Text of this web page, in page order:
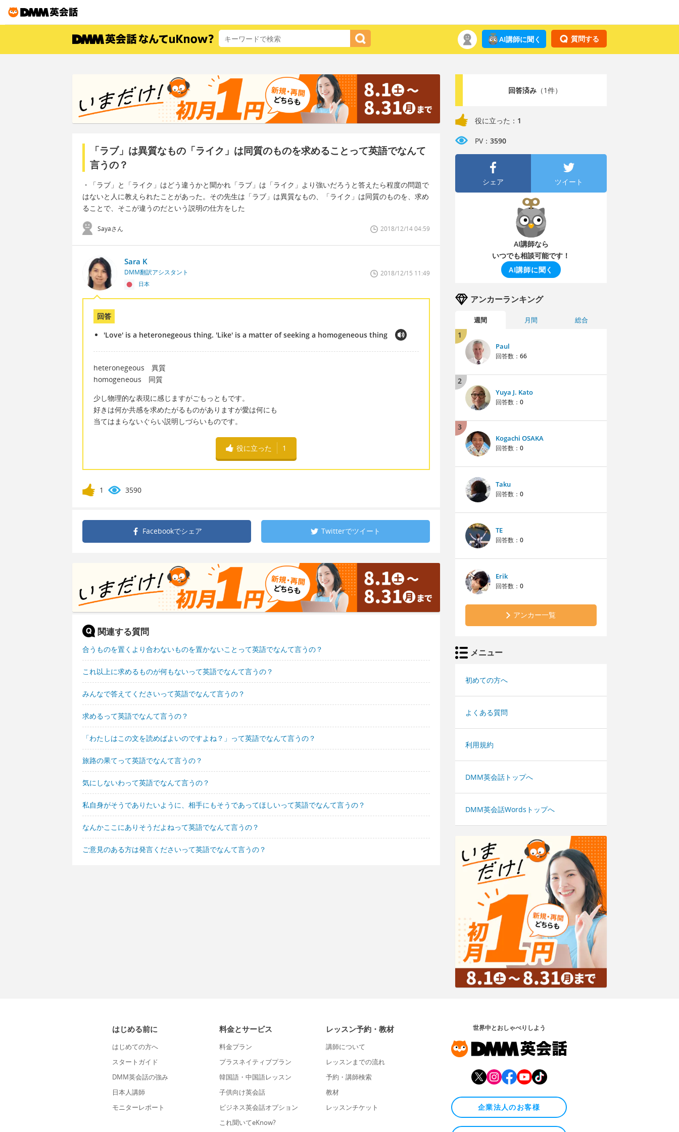
質問する
AI講師に聞く
「ラブ」は異質なもの「ライク」は同質のものを求めることって英語でなんて
言うの？
・「ラブ」と「ライク」はどう違うかと聞かれ「ラブ」は「ライク」より強いだろうと答えたら程度の問題で
はないと人に教えられたことがあった。その先生は「ラブ」は異質なもの、「ライク」は同質のものを、求め
ることで、そこが違うのだという説明の仕方をした
Sayaさん 2018/12/14 04:59
Sara K
DMM翻訳アシスタント
日本
2018/12/15 11:49
回答
'Love' is a heteronegeous thing. 'Like' is a matter of seeking a homogeneous thing
heteronegeous 異質
homogeneous 同質
少し物理的な表現に感じますがごもっともです。
好きは何か共感を求めたがるものがありますが愛は何にも
当てはまらないぐらい説明しづらいものです。
役に立った 1
1 3590
Facebookでシェア Twitterでツイート
関連する質問
合うものを置くより合わないものを置かないことって英語でなんて言うの？
これ以上に求めるものが何もないって英語でなんて言うの？
みんなで答えてくださいって英語でなんて言うの？
求めるって英語でなんて言うの？
「わたしはこの文を読めばよいのですよね？」って英語でなんて言うの？
旅路の果てって英語でなんて言うの？
気にしないわって英語でなんて言うの？
私自身がそうでありたいように、相手にもそうであってほしいって英語でなんて言うの？
なんかここにありそうだよねって英語でなんて言うの？
ご意見のある方は発言くださいって英語でなんて言うの？
回答済み（1件）
役に立った： 1
PV： 3590
シェア ツイート
AI講師なら
いつでも相談可能です！
AI講師に聞く
アンカーランキング
週間 月間 総合
1
Paul
回答数： 66
2
Yuya J. Kato
回答数： 0
3
Kogachi OSAKA
回答数： 0
Taku
回答数： 0
TE
回答数： 0
Erik
回答数： 0
アンカー一覧
メニュー
初めての方へ
よくある質問
利用規約
DMM英会話トップへ
DMM英会話Wordsトップへ
はじめる前に
はじめての方へ
スタートガイド
DMM英会話の強み
日本人講師
モニターレポート
料金とサービス
料金プラン
プラスネイティブプラン
韓国語・中国語レッスン
子供向け英会話
ビジネス英会話オプション
これ聞いてeKnow?
レッスン予約・教材
講師について
レッスンまでの流れ
予約・講師検索
教材
レッスンチケット
世界中とおしゃべりしよう
企業法人のお客様